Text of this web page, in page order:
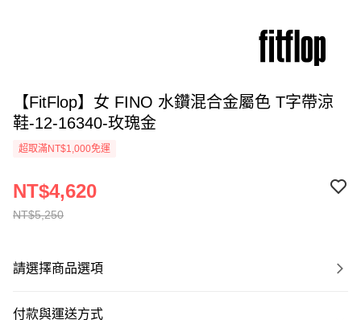
【FitFlop】女 FINO 水鑽混合金屬色 T字帶涼
鞋-12-16340-玫瑰金
超取滿NT$1,000免運
NT$5,250
NT$4,620
請選擇商品選項
付款與運送方式